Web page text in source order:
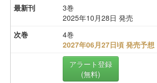
3巻
2025年10月28日 発売
4巻
2027年06月27日頃 発売予想
アラート登録
(無料)